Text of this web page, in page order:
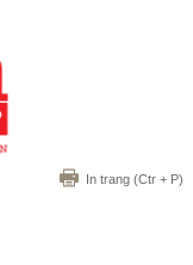
In trang (Ctr + P)